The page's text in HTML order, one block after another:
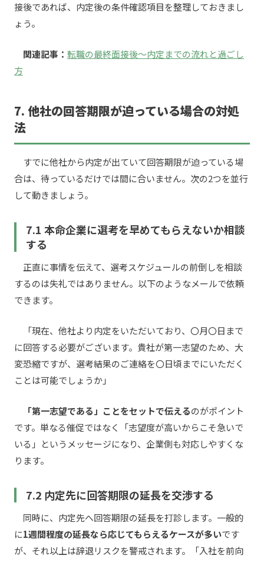
接後であれば、内定後の条件確認項目を整理しておきまし
ょう。
関連記事： 転職の最終面接後〜内定までの流れと過ごし
方
7. 他社の回答期限が迫っている場合の対処
法
すでに他社から内定が出ていて回答期限が迫っている場
合は、待っているだけでは間に合いません。次の2つを並行
して動きましょう。
7.1 本命企業に選考を早めてもらえないか相談
する
正直に事情を伝えて、選考スケジュールの前倒しを相談
するのは失礼ではありません。以下のようなメールで依頼
できます。
「現在、他社より内定をいただいており、〇月〇日まで
に回答する必要がございます。貴社が第一志望のため、大
変恐縮ですが、選考結果のご連絡を〇日頃までにいただく
ことは可能でしょうか」
「第一志望である」ことをセットで伝えるのがポイント
です。単なる催促ではなく「志望度が高いからこそ急いで
いる」というメッセージになり、企業側も対応しやすくな
ります。
7.2 内定先に回答期限の延長を交渉する
同時に、内定先へ回答期限の延長を打診します。一般的
に1週間程度の延長なら応じてもらえるケースが多いです
が、それ以上は辞退リスクを警戒されます。「入社を前向